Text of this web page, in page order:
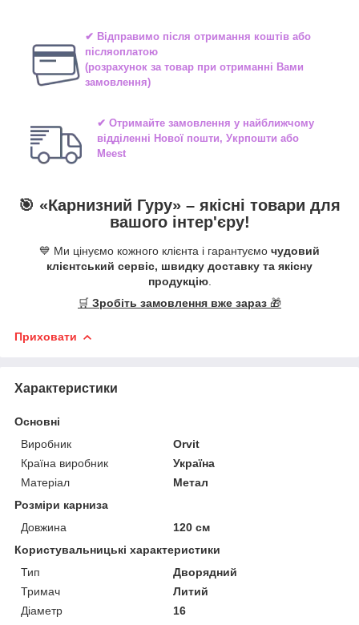
✔ Відправимо після отримання коштів або
післяоплатою
(розрахунок за товар при отриманні Вами
замовлення)
✔ Отримайте замовлення у найближчому
відділенні Нової пошти, Укрпошти або
Meest
🎯 «Карнизний Гуру» – якісні товари для
вашого інтер'єру!
💙 Ми цінуємо кожного клієнта і гарантуємо чудовий
клієнтський сервіс, швидку доставку та якісну
продукцію.
🛒 Зробіть замовлення вже зараз 🎁
Приховати
Характеристики
Основні
Виробник
Orvit
Країна виробник
Україна
Матеріал
Метал
Розміри карниза
Довжина
120 см
Користувальницькі характеристики
Тип
Дворядний
Тримач
Литий
Діаметр
16